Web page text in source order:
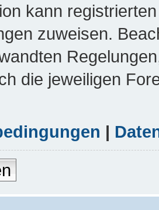
kann
zuweisen.
die jeweiligen
|